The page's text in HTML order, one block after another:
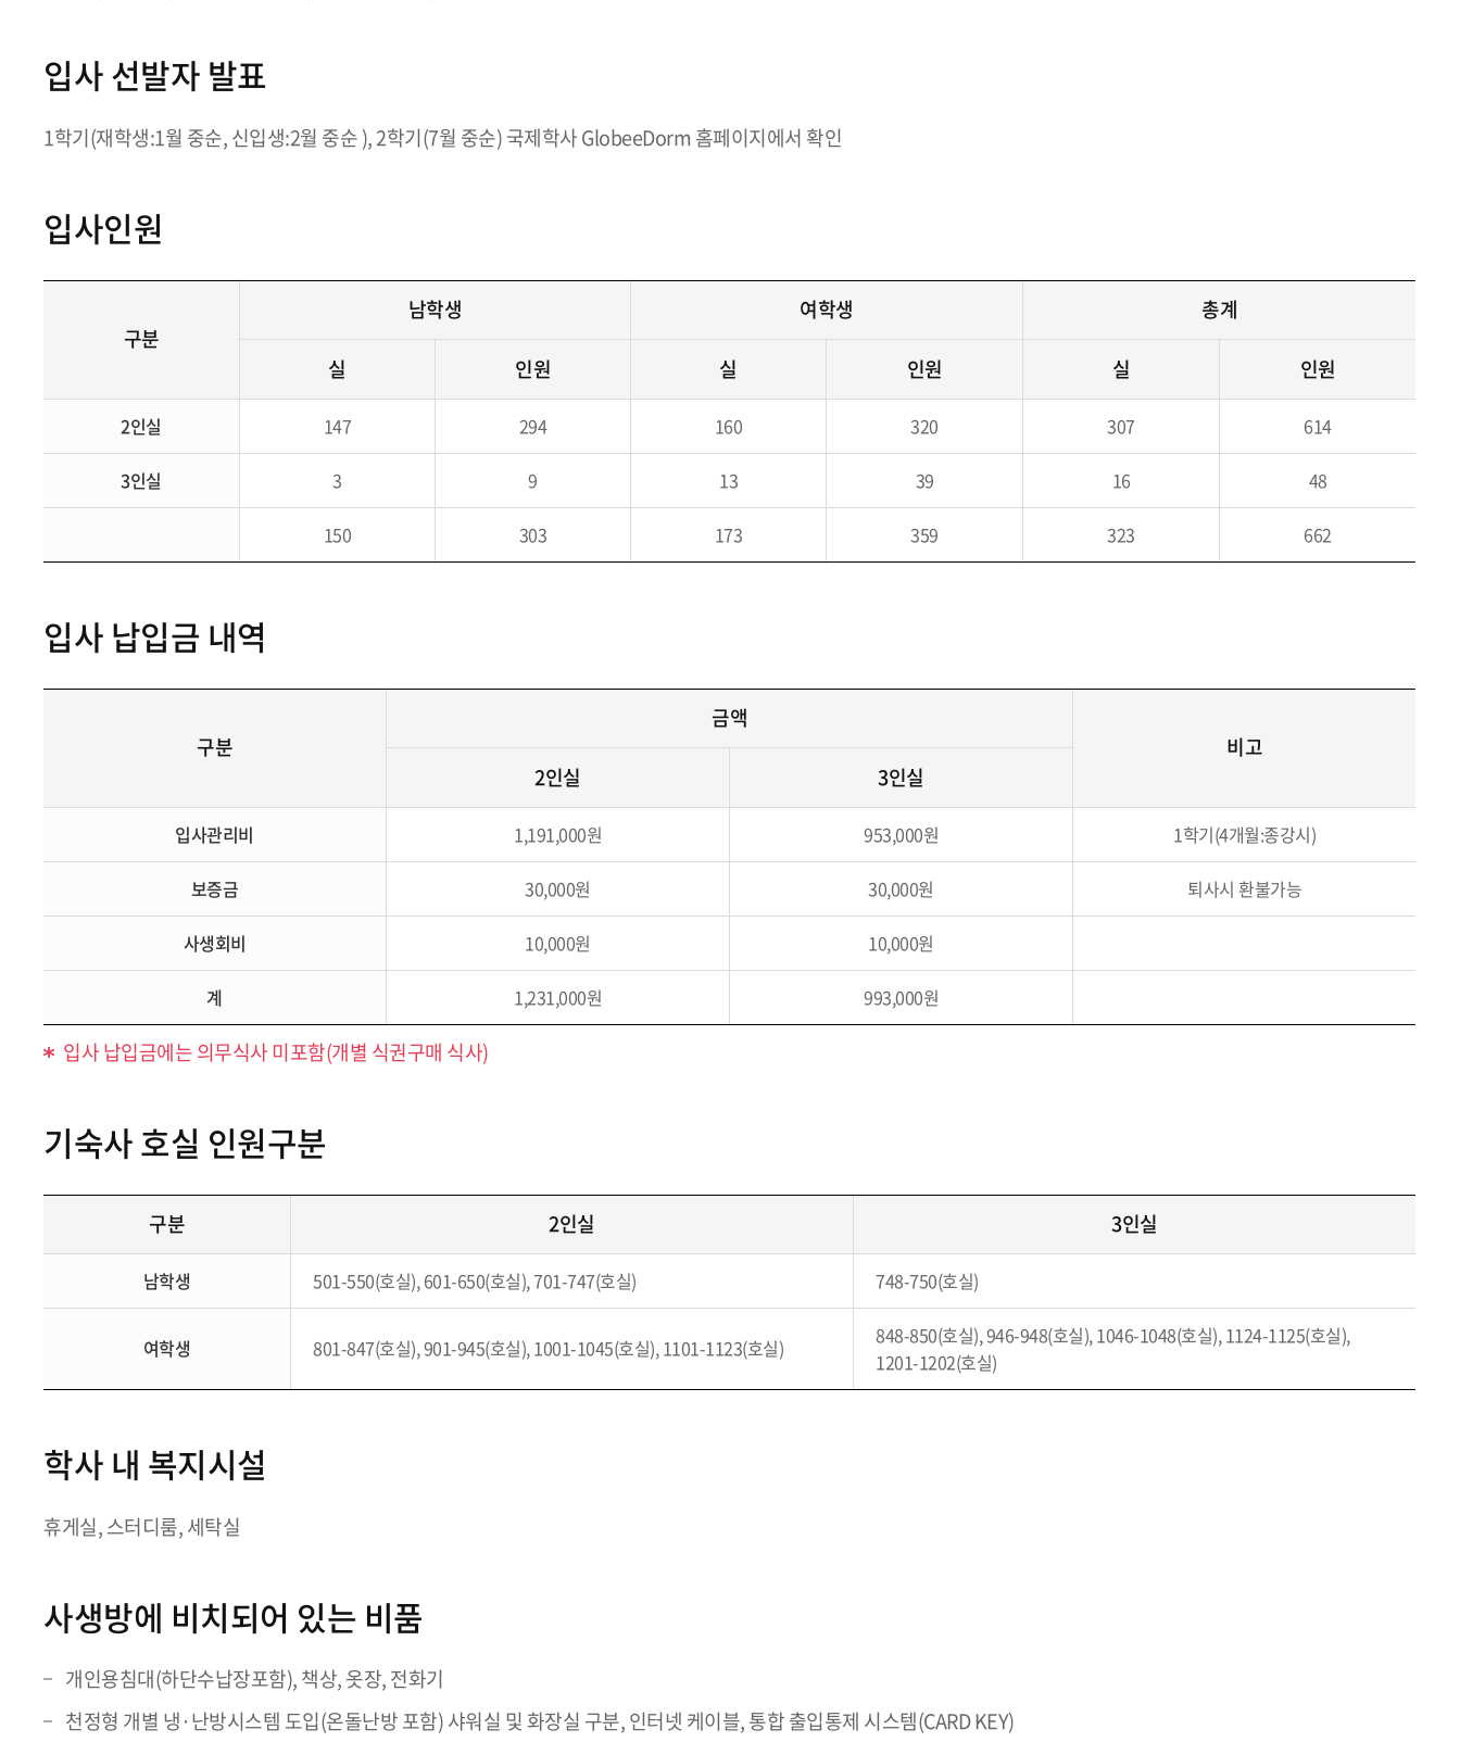
입사 선발자 발표
1학기(재학생:1월 중순, 신입생:2월 중순 ), 2학기(7월 중순) 국제학사 GlobeeDorm 홈페이지에서 확인
입사인원
구분
남학생 여학생 총계
실 인원 실 인원 실 인원
2인실 147 294 160 320 307 614
3인실 3 9 13 39 16 48
150 303 173 359 323 662
입사 납입금 내역
구분
금액
비고
2인실
3인실
입사관리비 1,191,000원 953,000원 1학기(4개월:종강시)
보증금 30,000원 30,000원 퇴사시 환불가능
사생회비 10,000원 10,000원
계 1,231,000원 993,000원
입사 납입금에는 의무식사 미포함(개별 식권구매 식사)
기숙사 호실 인원구분
구분 2인실 3인실
남학생 501-550(호실), 601-650(호실), 701-747(호실) 748-750(호실)
여학생 801-847(호실), 901-945(호실), 1001-1045(호실), 1101-1123(호실)
848-850(호실), 946-948(호실), 1046-1048(호실), 1124-1125(호실),
1201-1202(호실)
학사 내 복지시설
휴게실, 스터디룸, 세탁실
사생방에 비치되어 있는 비품
개인용침대(하단수납장포함), 책상, 옷장, 전화기
천정형 개별 냉·난방시스템 도입(온돌난방 포함) 샤워실 및 화장실 구분, 인터넷 케이블, 통합 출입통제 시스템(CARD KEY)